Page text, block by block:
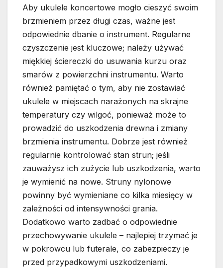
Aby ukulele koncertowe mogło cieszyć swoim
brzmieniem przez długi czas, ważne jest
odpowiednie dbanie o instrument. Regularne
czyszczenie jest kluczowe; należy używać
miękkiej ściereczki do usuwania kurzu oraz
smarów z powierzchni instrumentu. Warto
również pamiętać o tym, aby nie zostawiać
ukulele w miejscach narażonych na skrajne
temperatury czy wilgoć, ponieważ może to
prowadzić do uszkodzenia drewna i zmiany
brzmienia instrumentu. Dobrze jest również
regularnie kontrolować stan strun; jeśli
zauważysz ich zużycie lub uszkodzenia, warto
je wymienić na nowe. Struny nylonowe
powinny być wymieniane co kilka miesięcy w
zależności od intensywności grania.
Dodatkowo warto zadbać o odpowiednie
przechowywanie ukulele – najlepiej trzymać je
w pokrowcu lub futerale, co zabezpieczy je
przed przypadkowymi uszkodzeniami.